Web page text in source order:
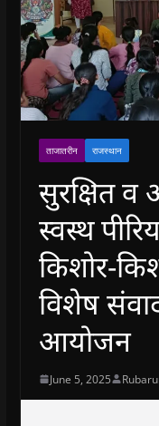
ताजातरीन राजस्थान
सुरक्षित व
स्वस्थ
किशोर-
विशेष
आयोजन
June 5, 2025